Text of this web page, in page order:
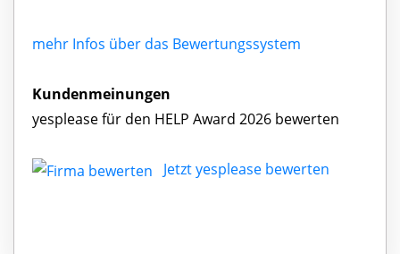
mehr Infos über das Bewertungssystem
Kundenmeinungen
yesplease für den HELP Award 2026 bewerten
Jetzt yesplease bewerten